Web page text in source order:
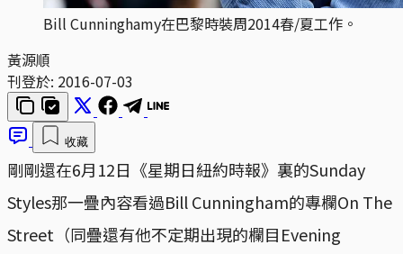
Bill Cunninghamy在巴黎時裝周2014春/夏工作。
黃源順
刊登於: 2016-07-03
收藏
剛剛還在6月12日《星期日紐約時報》裏的Sunday
Styles那一疊內容看過Bill Cunningham的專欄On The
Street（同疊還有他不定期出現的欄目Evening